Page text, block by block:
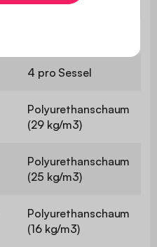
4 pro Sessel
Polyurethanschaum
(29 kg/m3)
Polyurethanschaum
(25 kg/m3)
Polyurethanschaum
(16 kg/m3)